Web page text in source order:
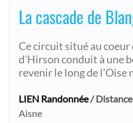
La cascade de
Ce circuit situé au
d'Hirson conduit à une
revenir le long de l'Oise
LIEN Randonnée/
Aisne